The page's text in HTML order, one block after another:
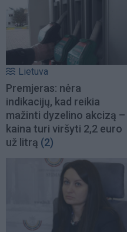
Lietuva
Premjeras: nėra
indikacijų, kad reikia
mažinti dyzelino akcizą –
kaina turi viršyti 2,2 euro
už litrą (2)